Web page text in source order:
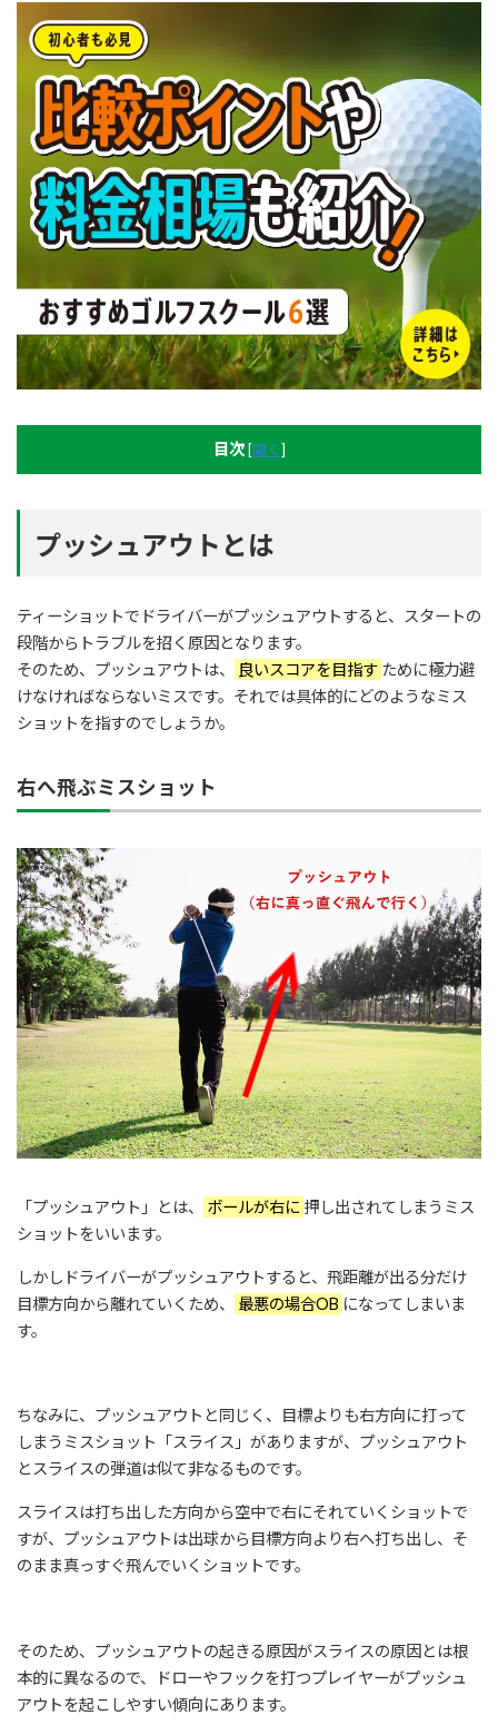
目次 [開く ]
プッシュアウトとは
ティーショットでドライバーがプッシュアウトすると、スタートの
段階からトラブルを招く原因となります。
そのため、プッシュアウトは、
良いスコアを目指す ために極力避
けなければならないミスです。それでは具体的にどのようなミス
ショットを指すのでしょうか。
右へ飛ぶミスショット
「プッシュアウト」とは、 ボールが右に 押し出されてしまうミス
ショットをいいます。
しかしドライバーがプッシュアウトすると、飛距離が出る分だけ
目標方向から離れていくため、
最悪の場合OB になってしまいま
す。
ちなみに、プッシュアウトと同じく、目標よりも右方向に打って
しまうミスショット「スライス」がありますが、プッシュアウト
とスライスの弾道は似て非なるものです。
スライスは打ち出した方向から空中で右にそれていくショットで
すが、プッシュアウトは出球から目標方向より右へ打ち出し、そ
のまま真っすぐ飛んでいくショットです。
そのため、プッシュアウトの起きる原因がスライスの原因とは根
本的に異なるので、ドローやフックを打つプレイヤーがプッシュ
アウトを起こしやすい傾向にあります。